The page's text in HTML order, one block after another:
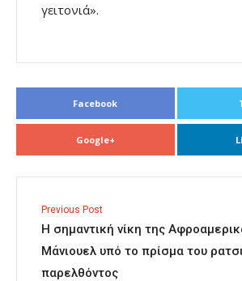
γειτονιά».
Facebook
Google+
Previous Post
H σημαντική νίκη της
Μάνιουελ υπό το πρίσμα του
παρελθόντος